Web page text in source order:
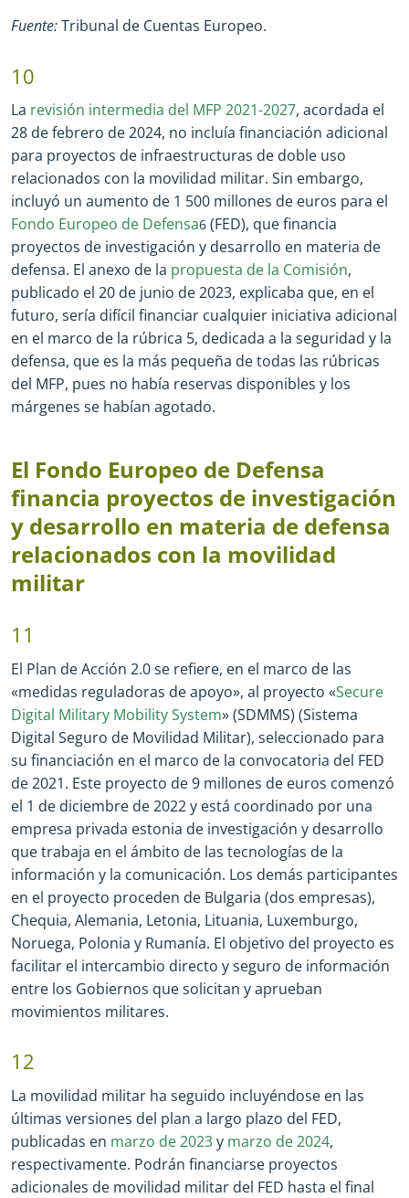
Fuente:Tribunal de Cuentas Europeo.
10
La revisión intermedia del MFP 2021-2027, acordada el
28 de febrero de 2024, no incluía financiación adicional
para proyectos de infraestructuras de doble uso
relacionados con la movilidad militar. Sin embargo,
incluyó un aumento de 1 500 millones de euros para el
Fondo Europeo de Defensa6 (FED), que financia
proyectos de investigación y desarrollo en materia de
defensa. El anexo de la propuesta de la Comisión,
publicado el 20 de junio de 2023, explicaba que, en el
futuro, sería difícil financiar cualquier iniciativa adicional
en el marco de la rúbrica 5, dedicada a la seguridad y la
defensa, que es la más pequeña de todas las rúbricas
del MFP, pues no había reservas disponibles y los
márgenes se habían agotado.
El Fondo Europeo de Defensa
financia proyectos de investigación
y desarrollo en materia de defensa
relacionados con la movilidad
militar
11
El Plan de Acción 2.0 se refiere, en el marco de las
«medidas reguladoras de apoyo», al proyecto «Secure
Digital Military Mobility System» (SDMMS) (Sistema
Digital Seguro de Movilidad Militar), seleccionado para
su financiación en el marco de la convocatoria del FED
de 2021. Este proyecto de 9 millones de euros comenzó
el 1 de diciembre de 2022 y está coordinado por una
empresa privada estonia de investigación y desarrollo
que trabaja en el ámbito de las tecnologías de la
información y la comunicación. Los demás participantes
en el proyecto proceden de Bulgaria (dos empresas),
Chequia, Alemania, Letonia, Lituania, Luxemburgo,
Noruega, Polonia y Rumanía. El objetivo del proyecto es
facilitar el intercambio directo y seguro de información
entre los Gobiernos que solicitan y aprueban
movimientos militares.
12
La movilidad militar ha seguido incluyéndose en las
últimas versiones del plan a largo plazo del FED,
publicadas en marzo de 2023y marzo de 2024,
respectivamente. Podrán financiarse proyectos
adicionales de movilidad militar del FED hasta el final